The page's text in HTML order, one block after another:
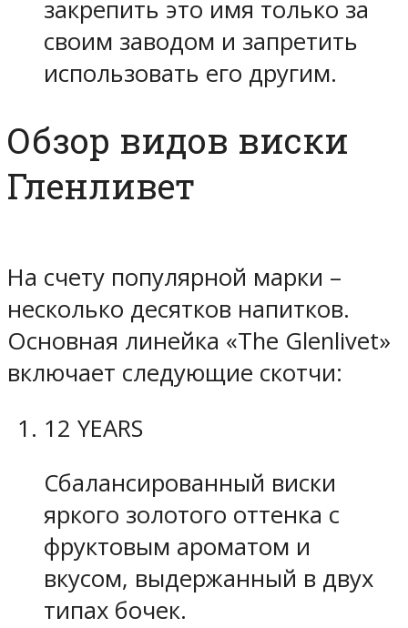
закрепить это имя только за
своим заводом и запретить
использовать его другим.
Обзор видов виски
Гленливет
На счету популярной марки –
несколько десятков напитков.
Основная линейка «The Glenlivet»
включает следующие скотчи:
12 YEARS
Сбалансированный виски
яркого золотого оттенка с
фруктовым ароматом и
вкусом, выдержанный в двух
типах бочек.